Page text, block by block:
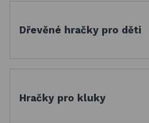
Dřevěné hračky pro děti
Hračky pro kluky